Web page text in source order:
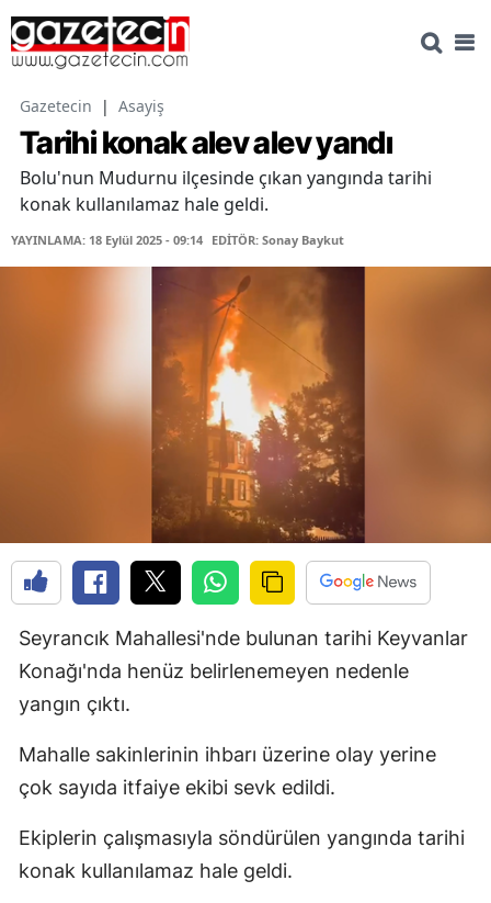
Gazetecin | Asayiş
Tarihi konak alev alev yandı
Bolu'nun Mudurnu ilçesinde çıkan yangında tarihi
konak kullanılamaz hale geldi.
YAYINLAMA: 18 Eylül 2025 - 09:14 EDİTÖR: Sonay Baykut
Seyrancık Mahallesi'nde bulunan tarihi Keyvanlar
Konağı'nda henüz belirlenemeyen nedenle
yangın çıktı.
Mahalle sakinlerinin ihbarı üzerine olay yerine
çok sayıda itfaiye ekibi sevk edildi.
Ekiplerin çalışmasıyla söndürülen yangında tarihi
konak kullanılamaz hale geldi.